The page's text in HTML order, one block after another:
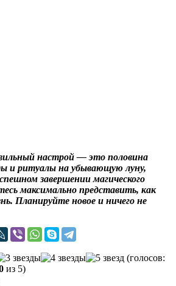
настрой — это половина
и ритуалы на убывающую луну,
завершении магического
максимально представить, как
Планируйте новое и ничего не
(голосов:
из 5)